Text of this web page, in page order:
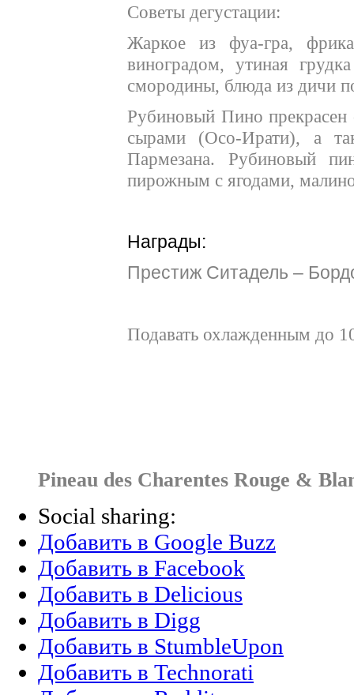
Советы дегустации:
Жаркое из фуа-гра,
виноградом, утиная
смородины, блюда из дичи
Рубиновый Пино
сырами (Осо-Ирати), а
Пармезана. Рубиновый
пирожным с ягодами,
Награды:
Престиж Ситадель –
Подавать охлажденным до
Pineau des Charentes Rouge &
Social sharing:
Добавить в Google Buzz
Добавить в Facebook
Добавить в Delicious
Добавить в Digg
Добавить в StumbleUpon
Добавить в Technorati